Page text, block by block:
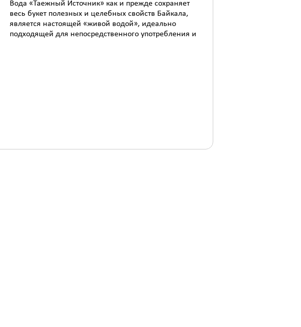
Вода «Таежный Источник» как и прежде сохраняет
весь букет полезных и целебных свойств Байкала,
является настоящей «живой водой», идеально
подходящей для непосредственного употребления и